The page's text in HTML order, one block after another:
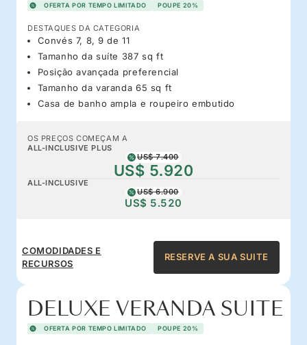
OFERTA POR TEMPO LIMITADO POUPE 20%
DESTAQUES DA CATEGORIA
Convés 7, 8, 9 de 11
Tamanho da suíte 387 sq ft
Posição avançada preferencial
Tamanho da varanda 65 sq ft
Casa de banho ampla e roupeiro embutido
OS PREÇOS COMEÇAM A
ALL-INCLUSIVE PLUS
US$ 7.400
US$ 5.920
ALL-INCLUSIVE
US$ 6.900
US$ 5.520
COMODIDADES E
RECURSOS
RESERVE A SUA SUITE
DELUXE VERANDA SUITE
OFERTA POR TEMPO LIMITADO POUPE 20%